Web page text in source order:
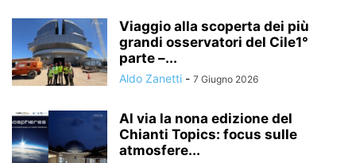
Viaggio alla scoperta dei più
grandi osservatori del Cile1°
parte –...
Aldo Zanetti - 7 Giugno 2026
Al via la nona edizione del
Chianti Topics: focus sulle
atmosfere...